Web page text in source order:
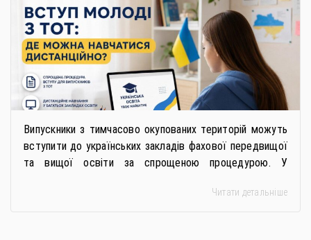
Випускники з тимчасово окупованих територій можуть
вступити до українських закладів фахової передвищої
та вищої освіти за спрощеною процедурою. У
дистанційне навчання, що дає можливість здобувати
Читати детальніше